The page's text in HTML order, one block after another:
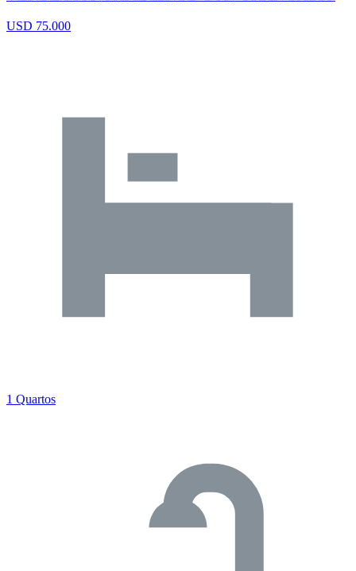
USD 75.000
1 Quartos